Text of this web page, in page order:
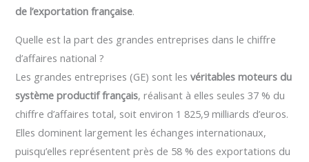
de l’exportation française.
Quelle est la part des grandes entreprises dans le chiffre
d’affaires national ?
Les grandes entreprises (GE) sont lesvéritables moteurs du
système productif français, réalisant à elles seules 37 % du
chiffre d’affaires total, soit environ 1 825,9 milliards d’euros.
Elles dominent largement les échanges internationaux,
puisqu’elles représentent près de 58 % des exportations du